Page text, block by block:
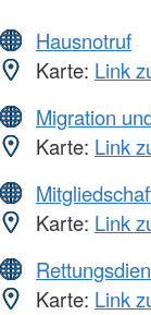
Hausnotruf
Karte: Link
Migration
Karte: Link
Karte: Link
Karte: Link